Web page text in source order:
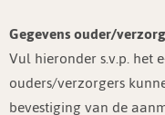
Gegevens ouder/
Vul hieronder s.v.p. het
ouders/verzorgers
bevestiging van de